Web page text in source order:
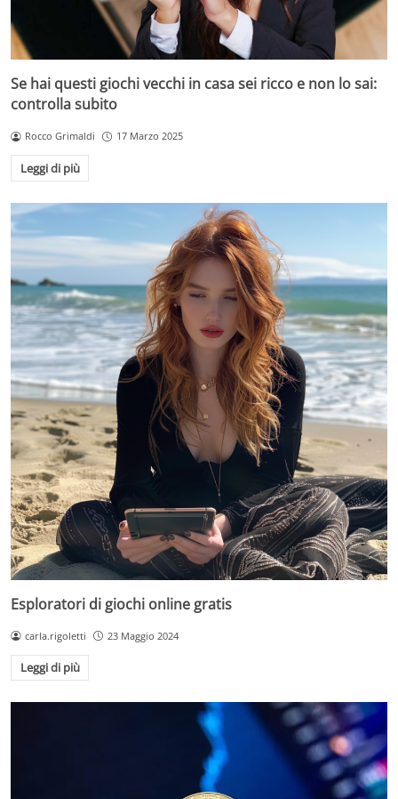
Se hai questi giochi vecchi in casa sei ricco e non lo sai:
controlla subito
Rocco Grimaldi 17 Marzo 2025
Leggi di più
Esploratori di giochi online gratis
carla.rigoletti 23 Maggio 2024
Leggi di più